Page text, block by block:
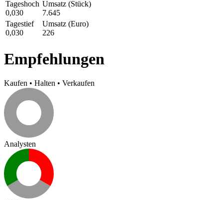
Tageshoch
0,030
Umsatz (Stück)
7.645
Tagestief
0,030
Umsatz (Euro)
226
Empfehlungen
Kaufen • Halten • Verkaufen
Analysten